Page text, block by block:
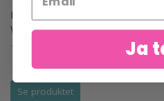
LANG YARNS FOOTPRINTS
WOOLADDICTS
106,00 DKK
Se produktet
Ja